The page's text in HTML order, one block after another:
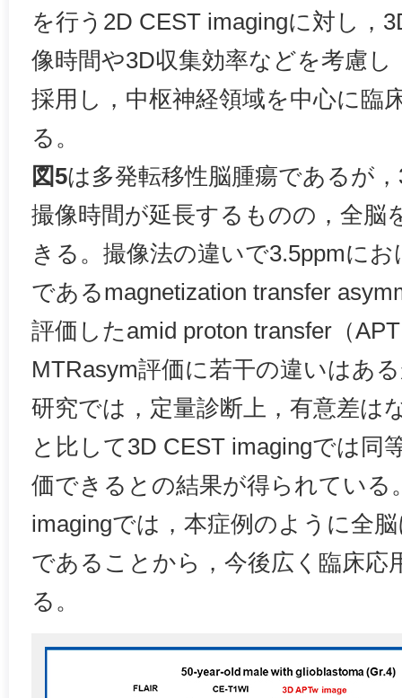
を行う2D CEST imagingに対し，
像時間や3D収集効率などを考慮
採用し，中枢神経領域を中心に臨
る。
図5は多発転移性脳腫瘍であるが
撮像時間が延長するものの，全脳
きる。撮像法の違いで3.5ppmに
であるmagnetization transfer
評価したamid proton transfer（
MTRasym評価に若干の違いはあ
研究では，定量診断上，有意差は
と比して3D CEST imagingでは同
価できるとの結果が得られている
imagingでは，本症例のように全
であることから，今後広く臨床応
る。